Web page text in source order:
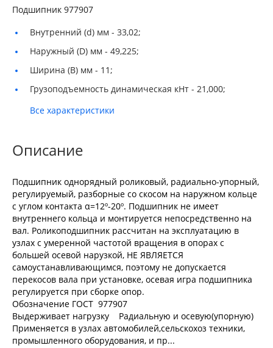
Подшипник 977907
Внутренний (d) мм - 33,02;
Наружный (D) мм - 49,225;
Ширина (B) мм - 11;
Грузоподъемность динамическая кНт - 21,000;
Все характеристики
Описание
Подшипник однорядный роликовый, радиально-упорный,
регулируемый, разборные со скосом на наружном кольце
с углом контакта α=12º-20º. Подшипник не имеет
внутреннего кольца и монтируется непосредственно на
вал. Роликоподшипник рассчитан на эксплуатацию в
узлах с умеренной частотой вращения в опорах с
большей осевой нарузкой, НЕ ЯВЛЯЕТСЯ
самоустанавливающимся, поэтому не допускается
перекосов вала при установке, осевая игра подшипника
регулируется при сборке опор.
Обозначение ГОСТ 977907
Выдерживает нагрузку Радиальную и осевую(упорную)
Применяется в узлах автомобилей,сельскохоз техники,
промышленного оборудования, и пр...